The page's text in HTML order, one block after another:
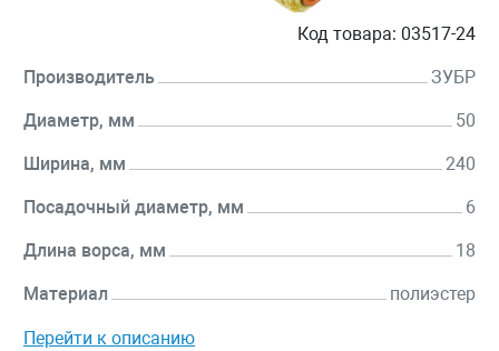
Код товара: 03517-24
Производитель ЗУБР
Диаметр, мм 50
Ширина, мм 240
Посадочный диаметр, мм 6
Длина ворса, мм 18
Материал полиэстер
Перейти к описанию